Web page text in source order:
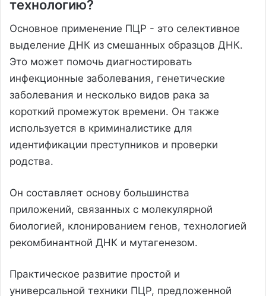
технологию?
Основное применение ПЦР - это селективное
выделение ДНК из смешанных образцов ДНК.
Это может помочь диагностировать
инфекционные заболевания, генетические
заболевания и несколько видов рака за
короткий промежуток времени. Он также
используется в криминалистике для
идентификации преступников и проверки
родства.
Он составляет основу большинства
приложений, связанных с молекулярной
биологией, клонированием генов, технологией
рекомбинантной ДНК и мутагенезом.
Практическое развитие простой и
универсальной техники ПЦР, предложенной